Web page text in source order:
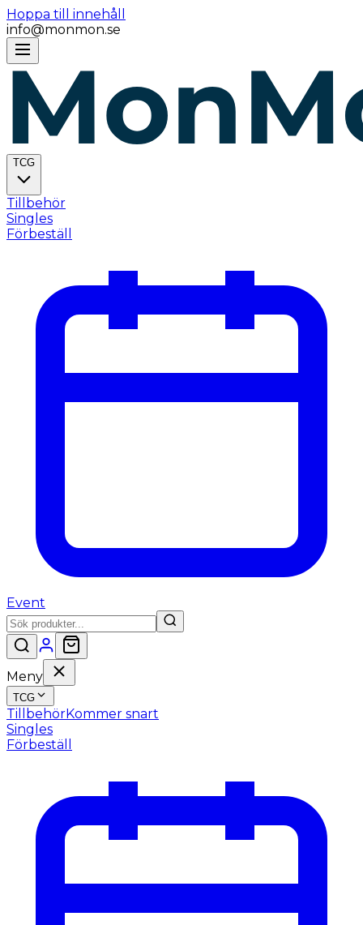
Hoppa till innehåll
info@monmon.se
TCG
Tillbehör
Singles
Förbeställ
Event
Meny
TCG
TillbehörKommer snart
Singles
Förbeställ